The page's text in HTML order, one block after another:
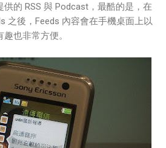
的 RSS 與 Podcast，最酷的是，在
之後，Feeds 內容會在手機桌面上以
也非常方便。